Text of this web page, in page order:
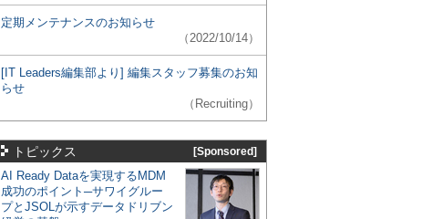
定期メンテナンスのお知らせ
（2022/10/14）
[IT Leaders編集部より] 編集スタッフ募集のお知
らせ
（Recruiting）
トピックス [Sponsored]
AI Ready Dataを実現するMDM
成功のポイント─サワイグルー
プとJSOLが示すデータドリブン